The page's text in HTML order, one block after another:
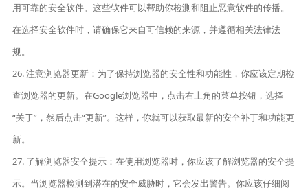
用可靠的安全软件。这些软件可以帮助你检测和阻止恶意软件的传播。
在选择安全软件时，请确保它来自可信赖的来源，并遵循相关法律法
规。
26. 注意浏览器更新：为了保持浏览器的安全性和功能性，你应该定期检
查浏览器的更新。在Google浏览器中，点击右上角的菜单按钮，选择
“关于”，然后点击“更新”。这样，你就可以获取最新的安全补丁和功能更
新。
27. 了解浏览器安全提示：在使用浏览器时，你应该了解浏览器的安全提
示。当浏览器检测到潜在的安全威胁时，它会发出警告。你应该仔细阅